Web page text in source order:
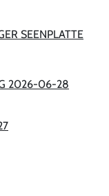
SEENPLATTE
2026-06-28